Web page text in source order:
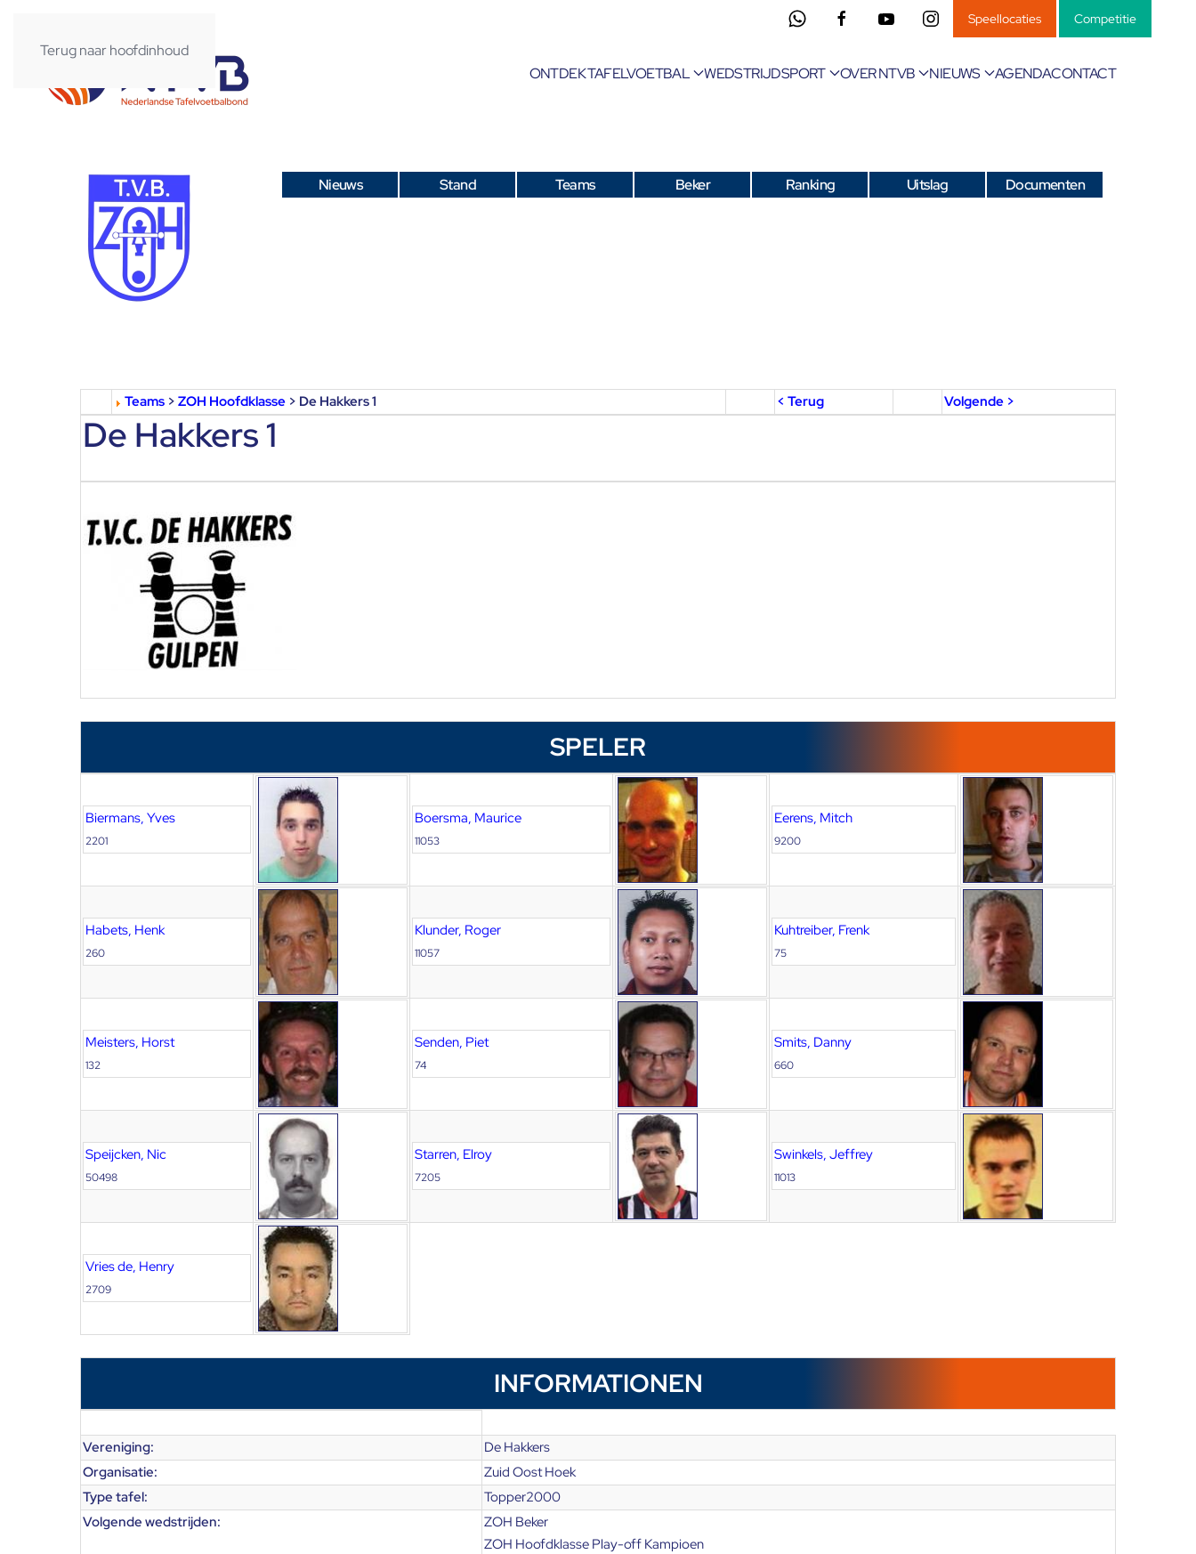
Terug naar hoofdinhoud
Speellocaties Competitie
ONTDEK TAFELVOETBAL WEDSTRIJDSPORT OVER NTVB NIEUWS AGENDACONTACT
Nieuws Stand Teams Beker Ranking Uitslag Documenten
Teams > ZOH Hoofdklasse > De Hakkers 1 < Terug Volgende >
De Hakkers 1
SPELER
Biermans, Yves
2201
Boersma, Maurice
11053
Eerens, Mitch
9200
Habets, Henk
260
Klunder, Roger
11057
Kuhtreiber, Frenk
75
Meisters, Horst
132
Senden, Piet
74
Smits, Danny
660
Speijcken, Nic
50498
Starren, Elroy
7205
Swinkels, Jeffrey
11013
Vries de, Henry
2709
INFORMATIONEN
Vereniging:
De Hakkers
Organisatie:
Zuid Oost Hoek
Type tafel:
Topper2000
Volgende wedstrijden:
ZOH Beker
ZOH Hoofdklasse Play-off Kampioen